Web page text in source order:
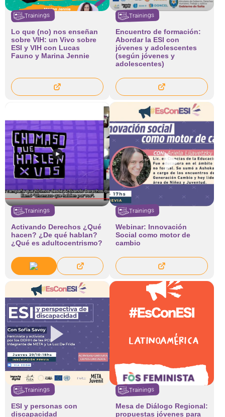
Trainings
Lo que (no) nos enseñan
sobre VIH: un Vivo sobre
ESI y VIH con Lucas
Fauno y Marina Jennie
Trainings
Encuentro de formación:
Abordar la ESI con
jóvenes y adolescentes
(según jóvenes y
adolescentes)
Trainings
Activando Derechos ¿Qué
hacen? ¿De qué hablan?
¿Qué es adultocentrismo?
Trainings
Webinar: Innovación
Social como motor de
cambio
Trainings
ESI y personas con
discapacidad
Trainings
Mesa de Diálogo Regional:
propuestas jóvenes para